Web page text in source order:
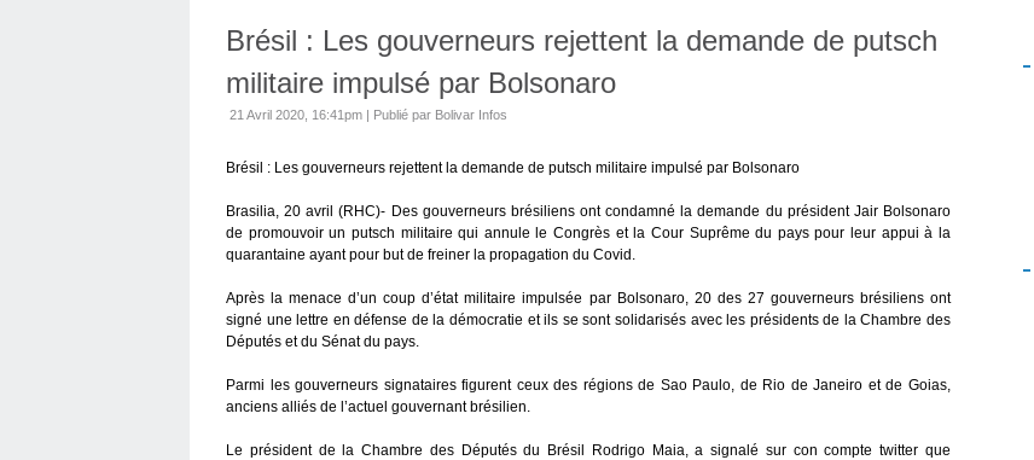
Brésil : Les gouverneurs rejettent la demande de putsch
militaire impulsé par Bolsonaro
21 Avril 2020, 16:41pm | Publié par Bolivar Infos
Brésil : Les gouverneurs rejettent la demande de putsch militaire impulsé par Bolsonaro
Brasilia, 20 avril (RHC)- Des gouverneurs brésiliens ont condamné la demande du président Jair Bolsonaro
de promouvoir un putsch militaire qui annule le Congrès et la Cour Suprême du pays pour leur appui à la
quarantaine ayant pour but de freiner la propagation du Covid.
Après la menace d’un coup d’état militaire impulsée par Bolsonaro, 20 des 27 gouverneurs brésiliens ont
signé une lettre en défense de la démocratie et ils se sont solidarisés avec les présidents de la Chambre des
Députés et du Sénat du pays.
Parmi les gouverneurs signataires figurent ceux des régions de Sao Paulo, de Rio de Janeiro et de Goias,
anciens alliés de l’actuel gouvernant brésilien.
Le président de la Chambre des Députés du Brésil Rodrigo Maia, a signalé sur con compte twitter que